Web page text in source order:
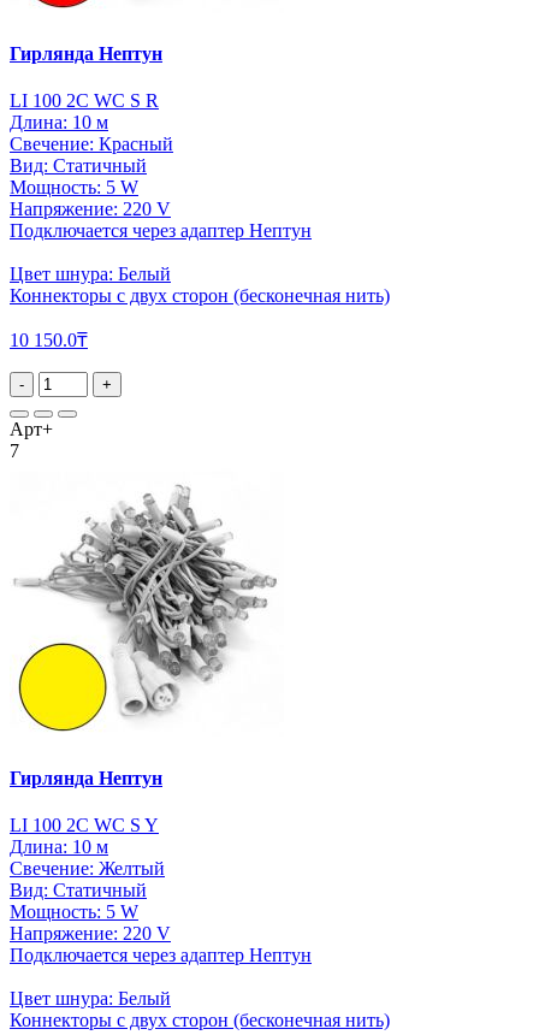
Гирлянда Нептун
LI 100 2C WC S R
Длина: 10 м
Свечение: Красный
Вид: Статичный
Мощность: 5 W
Напряжение: 220 V
Подключается через адаптер Нептун
Цвет шнура: Белый
Коннекторы с двух сторон (бесконечная нить)
10 150.0₸
- +
Арт+
7
Гирлянда Нептун
LI 100 2C WC S Y
Длина: 10 м
Свечение: Желтый
Вид: Статичный
Мощность: 5 W
Напряжение: 220 V
Подключается через адаптер Нептун
Цвет шнура: Белый
Коннекторы с двух сторон (бесконечная нить)